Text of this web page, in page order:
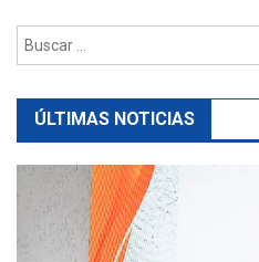
ÚLTIMAS NOTICIAS